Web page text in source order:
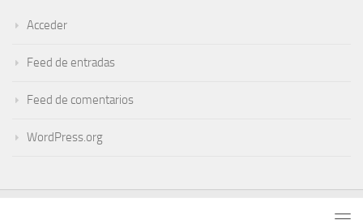
Acceder
Feed de entradas
Feed de comentarios
WordPress.org